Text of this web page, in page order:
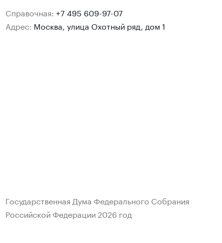
Справочная: +7 495 609-97-07
Адрес: Москва, улица Охотный ряд, дом 1
Государственная Дума Федерального Собрания
Российской Федерации 2026 год